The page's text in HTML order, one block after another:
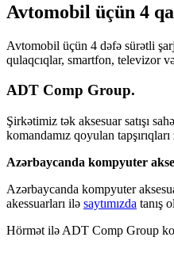
Avtomobil üçün 4
Avtomobil üçün 4 dəfə sürətli
qulaqcıqlar, smartfon, televizor
ADT Comp Group.
Şirkətimiz tək aksesuar satışı
komandamız qoyulan
Azərbaycanda kompyuter
Azərbaycanda kompyuter
akessuarları ilə saytımızda tanış
Hörmət ilə ADT Comp Group